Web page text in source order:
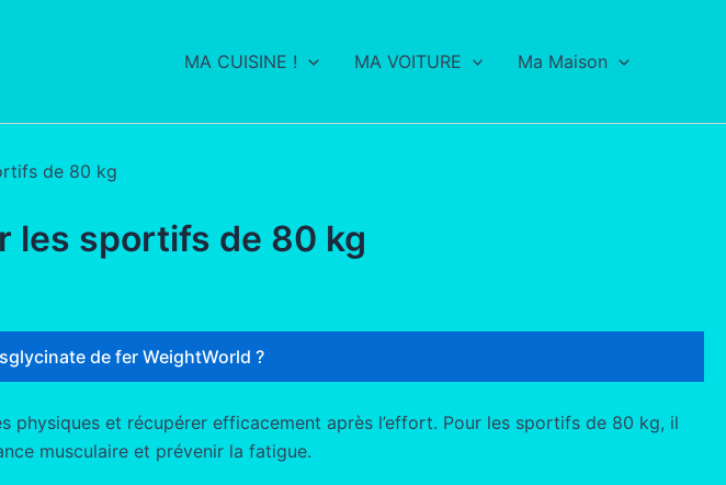
MA CUISINE ! MA VOITURE Ma Maison
de 80 kg
les sportifs de 80 kg
de fer WeightWorld ?
et récupérer efficacement après l’effort. Pour les sportifs de 80 kg, il
musculaire et prévenir la fatigue.